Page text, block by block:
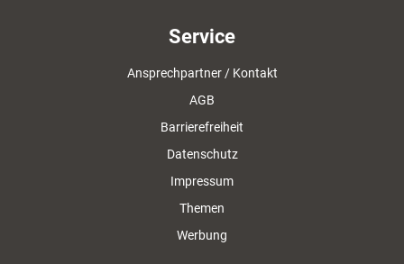
Service
Ansprechpartner / Kontakt
AGB
Barrierefreiheit
Datenschutz
Impressum
Themen
Werbung